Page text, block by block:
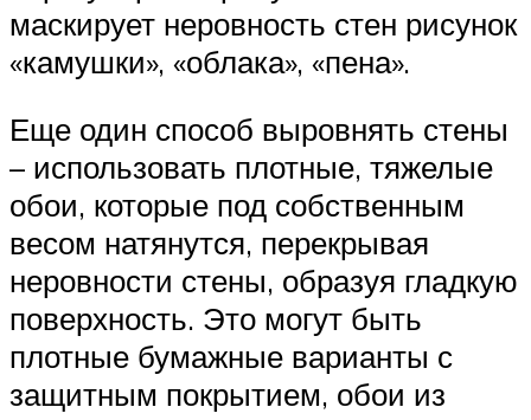
маскирует неровность стен рисунок
«камушки», «облака», «пена».
Еще один способ выровнять стены
– использовать плотные, тяжелые
обои, которые под собственным
весом натянутся, перекрывая
неровности стены, образуя гладкую
поверхность. Это могут быть
плотные бумажные варианты с
защитным покрытием, обои из